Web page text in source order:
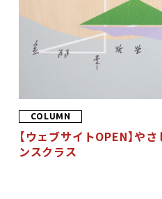
COLUMN
【ウェブサイトOPEN】や
ンスクラス